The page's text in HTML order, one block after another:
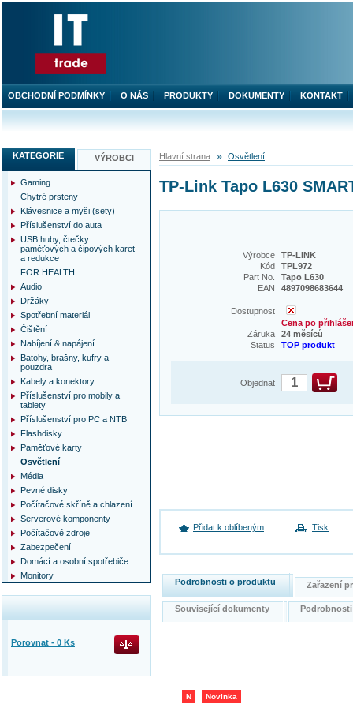
Hlavní strana Osvětlení
TP-Link Tapo L630
Výrobce
TP-LINK
Kód
TPL972
Part No.
Tapo L630
EAN
4897098683644
Dostupnost
Cena po
Záruka
24 měsíců
Status
TOP produkt
Objednat
Přidat k oblíbeným Tisk
Podrobnosti o produktu Zařazení
Související dokumenty
N Novinka
KATEGORIE VÝROBCI
Gaming
Chytré prsteny
Klávesnice a myši (sety)
Příslušenství do auta
USB huby, čtečky
paměťových a čipových karet
a redukce
FOR HEALTH
Audio
Držáky
Spotřební materiál
Čištění
Nabíjení & napájení
Batohy, brašny, kufry a
pouzdra
Kabely a konektory
Příslušenství pro mobily a
tablety
Příslušenství pro PC a NTB
Flashdisky
Paměťové karty
Osvětlení
Média
Pevné disky
Počítačové skříně a chlazení
Serverové komponenty
Počítačové zdroje
Zabezpečení
Domácí a osobní spotřebiče
Monitory
Porovnat - 0 Ks
OBCHODNÍ PODMÍNKY O NÁS PRODUKTY DOKUMENTY KONTAKT